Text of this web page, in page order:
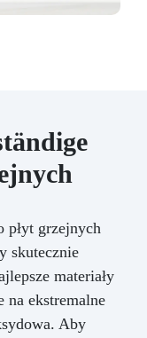
płyt grzejnych
skutecznie
materiały
na ekstremalne
Aby